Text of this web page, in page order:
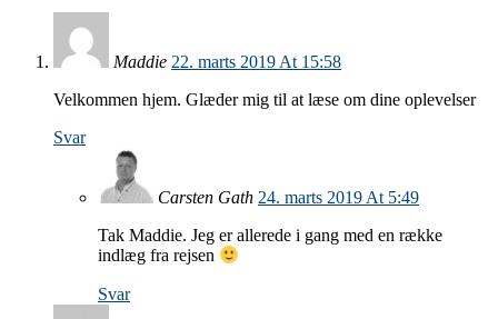
Maddie 22. marts 2019 At 15:58
Velkommen hjem. Glæder mig til at læse om dine oplevelser
Svar
Carsten Gath 24. marts 2019 At 5:49
Tak Maddie. Jeg er allerede i gang med en række
indlæg fra rejsen
Svar